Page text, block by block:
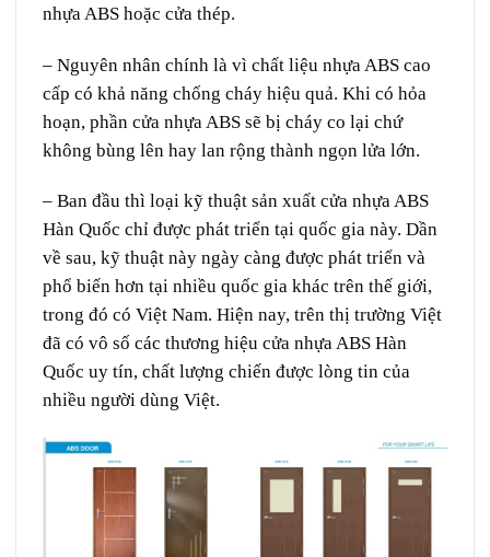
nhựa ABS hoặc cửa thép.
– Nguyên nhân chính là vì chất liệu nhựa ABS cao
cấp có khả năng chống cháy hiệu quả. Khi có hỏa
hoạn, phần cửa nhựa ABS sẽ bị cháy co lại chứ
không bùng lên hay lan rộng thành ngọn lửa lớn.
– Ban đầu thì loại kỹ thuật sản xuất cửa nhựa ABS
Hàn Quốc chỉ được phát triển tại quốc gia này. Dần
về sau, kỹ thuật này ngày càng được phát triển và
phổ biến hơn tại nhiều quốc gia khác trên thế giới,
trong đó có Việt Nam. Hiện nay, trên thị trường Việt
đã có vô số các thương hiệu cửa nhựa ABS Hàn
Quốc uy tín, chất lượng chiến được lòng tin của
nhiều người dùng Việt.